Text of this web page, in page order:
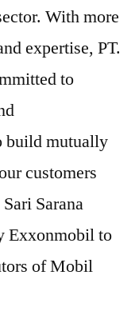
With more
expertise, PT.
to
build mutually
customers
Sarana
Exxonmobil to
of Mobil